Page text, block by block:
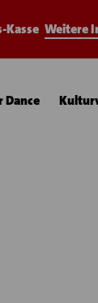
Kasse Weitere
Dance